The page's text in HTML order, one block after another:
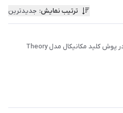
ترتیب نمایش: جدیدترین
Keycap - در پوش کلید مکانیکال مدل Theory